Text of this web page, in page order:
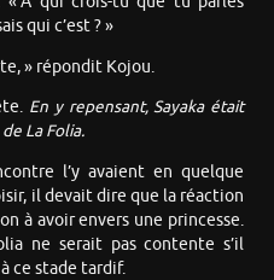
qui c’est ? »
» répondit Kojou.
En y repensant, Sayaka était
La Folia.
l’y avaient en quelque
il devait dire que la réaction
à avoir envers une princesse.
ne serait pas contente s’il
ce stade tardif.